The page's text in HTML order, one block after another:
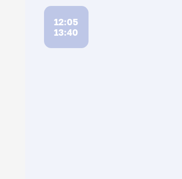
12:05
13:40